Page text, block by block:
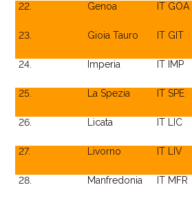
22.
Genoa IT GOA
23.
Gioia Tauro IT GIT
24.
Imperia IT IMP
25.
La Spezia IT SPE
26.
Licata IT LIC
27.
Livorno IT LIV
28.
Manfredonia IT MFR